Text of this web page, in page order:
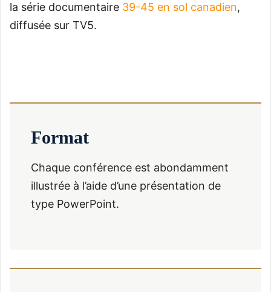
la série documentaire 39-45 en sol canadien,
diffusée sur TV5.
Format
Chaque conférence est abondamment
illustrée à l’aide d’une présentation de
type PowerPoint.